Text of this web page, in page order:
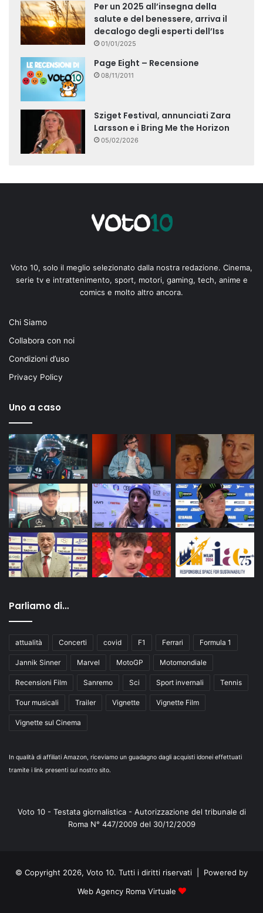
Per un 2025 all’insegna della
salute e del benessere, arriva il
decalogo degli esperti dell’Iss
01/01/2025
Page Eight – Recensione
08/11/2011
Sziget Festival, annunciati Zara
Larsson e i Bring Me the Horizon
05/02/2026
Voto 10, solo il meglio selezionato dalla nostra redazione. Cinema,
serie tv e intrattenimento, sport, motori, gaming, tech, anime e
comics e molto altro ancora.
Chi Siamo
Collabora con noi
Condizioni d’uso
Privacy Policy
Uno a caso
Parliamo di…
attualità Concerti covid F1 Ferrari Formula 1
Jannik Sinner Marvel MotoGP Motomondiale
Recensioni Film Sanremo Sci Sport invernali Tennis
Tour musicali Trailer Vignette Vignette Film
Vignette sul Cinema
In qualità di affiliati Amazon, riceviamo un guadagno dagli acquisti idonei effettuati
tramite i link presenti sul nostro sito.
Voto 10 - Testata giornalistica - Autorizzazione del tribunale di
Roma N° 447/2009 del 30/12/2009
© Copyright 2026, Voto 10. Tutti i diritti riservati | Powered by
Web Agency Roma Virtuale